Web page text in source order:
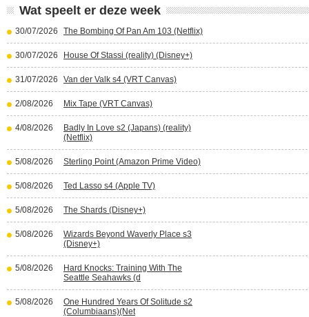
Wat speelt er deze week
30/07/2026 The Bombing Of Pan Am 103 (Netflix)
30/07/2026 House Of Stassi (reality) (Disney+)
31/07/2026 Van der Valk s4 (VRT Canvas)
2/08/2026 Mix Tape (VRT Canvas)
4/08/2026
Badly In Love s2 (Japans) (reality)
(Netflix)
5/08/2026 Sterling Point (Amazon Prime Video)
5/08/2026 Ted Lasso s4 (Apple TV)
5/08/2026 The Shards (Disney+)
5/08/2026
Wizards Beyond Waverly Place s3
(Disney+)
5/08/2026
Hard Knocks: Training With The
Seattle Seahawks (d
5/08/2026
One Hundred Years Of Solitude s2
(Columbiaans)(Net